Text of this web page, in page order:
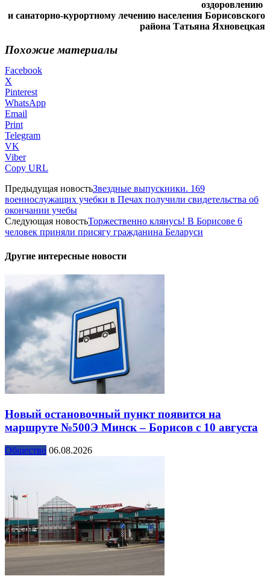
оздоровлению
и санаторно-курортному лечению населения Борисовского
района Татьяна Яхновецкая
Похожие материалы
Facebook
X
Pinterest
WhatsApp
Email
Print
Telegram
VK
Viber
Copy URL
Предыдущая новостьЗвездные выпускники. 169
военнослужащих учебки в Печах получили свидетельства об
окончании учебы
Следующая новостьТоржественно клянусь! В Борисове 6
человек приняли присягу гражданина Беларуси
Другие интересные новости
Новый остановочный пункт появится на
маршруте №500Э Минск – Борисов с 10 августа
Общество 06.08.2026